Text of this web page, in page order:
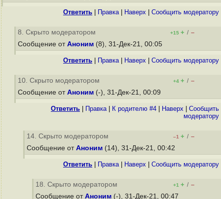
Ответить Правка| Наверх Cообщить модератору
8. Скрыто модератором +15 + / –
Сообщение от Аноним (8), 31-Дек-21, 00:05
Ответить Правка| Наверх Cообщить модератору
10. Скрыто модератором +4 + / –
Сообщение от Аноним (-), 31-Дек-21, 00:09
Ответить Правка| К родителю #4 Наверх
Cообщить
модератору
14. Скрыто модератором –1 + / –
Сообщение от Аноним (14), 31-Дек-21, 00:42
Ответить Правка| Наверх Cообщить модератору
18. Скрыто модератором +1 + / –
Сообщение от Аноним (-), 31-Дек-21, 00:47